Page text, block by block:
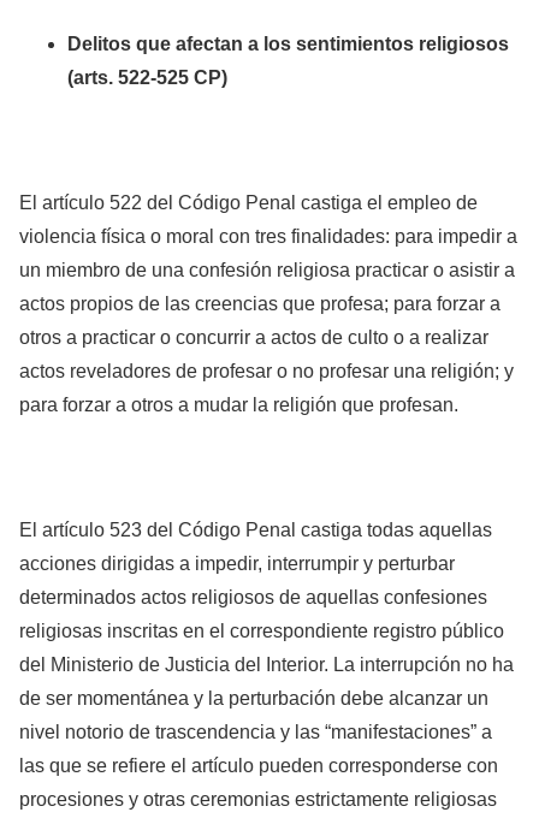
Delitos que afectan a los sentimientos religiosos
(arts. 522-525 CP)
El artículo 522 del Código Penal castiga el empleo de
violencia física o moral con tres finalidades: para impedir a
un miembro de una confesión religiosa practicar o asistir a
actos propios de las creencias que profesa; para forzar a
otros a practicar o concurrir a actos de culto o a realizar
actos reveladores de profesar o no profesar una religión; y
para forzar a otros a mudar la religión que profesan.
El artículo 523 del Código Penal castiga todas aquellas
acciones dirigidas a impedir, interrumpir y perturbar
determinados actos religiosos de aquellas confesiones
religiosas inscritas en el correspondiente registro público
del Ministerio de Justicia del Interior. La interrupción no ha
de ser momentánea y la perturbación debe alcanzar un
nivel notorio de trascendencia y las “manifestaciones” a
las que se refiere el artículo pueden corresponderse con
procesiones y otras ceremonias estrictamente religiosas